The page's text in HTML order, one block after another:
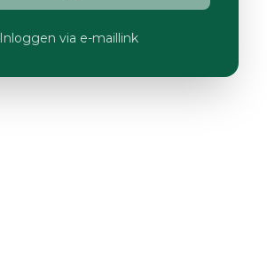
Inloggen via e-maillink